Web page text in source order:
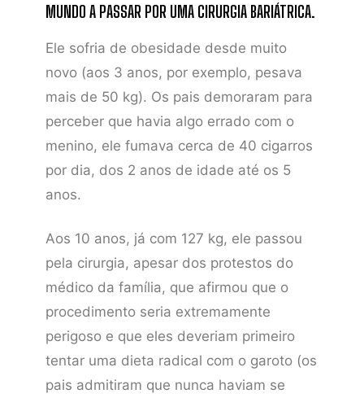
MUNDO A PASSAR POR UMA CIRURGIA BARIÁTRICA.
Ele sofria de obesidade desde muito
novo (aos 3 anos, por exemplo, pesava
mais de 50 kg). Os pais demoraram para
perceber que havia algo errado com o
menino, ele fumava cerca de 40 cigarros
por dia, dos 2 anos de idade até os 5
anos.
Aos 10 anos, já com 127 kg, ele passou
pela cirurgia, apesar dos protestos do
médico da família, que afirmou que o
procedimento seria extremamente
perigoso e que eles deveriam primeiro
tentar uma dieta radical com o garoto (os
pais admitiram que nunca haviam se